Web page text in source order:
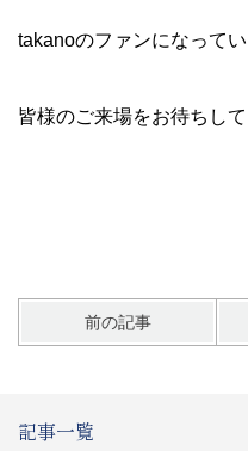
takanoのファンになって
皆様のご来場をお待ちして
前の記事
記事一覧